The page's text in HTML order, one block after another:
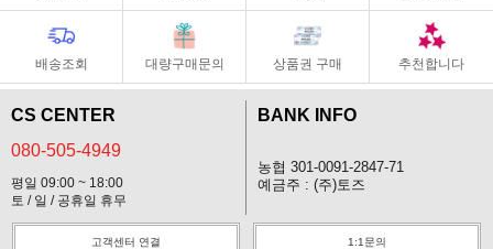
배송조회 대량구매문의 상품권 구매 추천합니다
CS CENTER
080-505-4949
평일 09:00 ~ 18:00
토 / 일 / 공휴일 휴무
BANK INFO
농협 301-0091-2847-71
예금주 : (주)토즈
고객센터 연결 1:1문의